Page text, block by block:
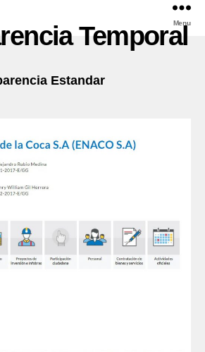
Menu
Temporal
Estandar